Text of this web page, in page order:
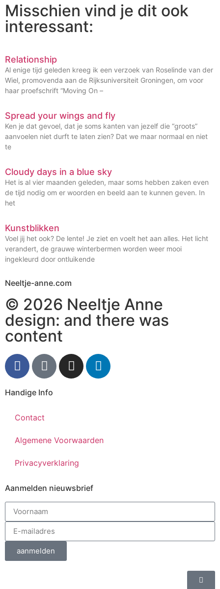
Misschien vind je dit ook
interessant:
Relationship
Al enige tijd geleden kreeg ik een verzoek van Roselinde van der
Wiel, promovenda aan de Rijksuniversiteit Groningen, om voor
haar proefschrift “Moving On –
Spread your wings and fly
Ken je dat gevoel, dat je soms kanten van jezelf die “groots”
aanvoelen niet durft te laten zien? Dat we maar normaal en niet
te
Cloudy days in a blue sky
Het is al vier maanden geleden, maar soms hebben zaken even
de tijd nodig om er woorden en beeld aan te kunnen geven. In
het
Kunstblikken
Voel jij het ook? De lente! Je ziet en voelt het aan alles. Het licht
verandert, de grauwe winterbermen worden weer mooi
ingekleurd door ontluikende
Neeltje-anne.com
© 2026 Neeltje Anne
design: and there was
content
Handige Info
Contact
Algemene Voorwaarden
Privacyverklaring
Aanmelden nieuwsbrief
aanmelden